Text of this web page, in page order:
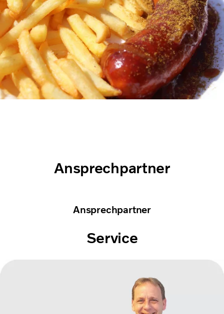
Ansprechpartner
Ansprechpartner
Service